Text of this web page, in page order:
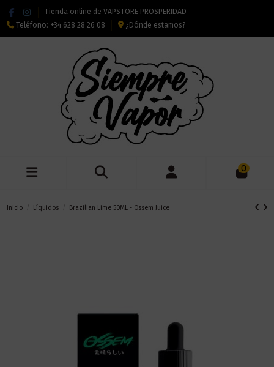
Tienda online de VAPSTORE PROSPERIDAD
Teléfono: +34 628 28 26 08 ¿Dónde estamos?
0
Inicio Líquidos Brazilian Lime 50ML - Ossem Juice